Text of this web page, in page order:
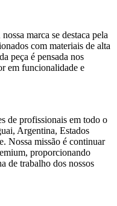
marca se destaca pela
com materiais de alta
peça é pensada nos
em funcionalidade e
de profissionais em todo o
Argentina, Estados
Nossa missão é continuar
proporcionando
de trabalho dos nossos